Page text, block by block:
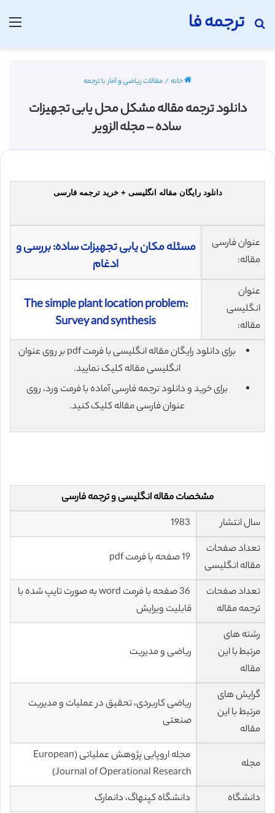
ترجمه فا
جستجو برای
خانه/مقالات ریاضی و آمار با ترجمه
دانلود ترجمه مقاله مشکل محل یابی تجهیزات
ساده – مجله الزویر
دانلود رایگان مقاله انگلیسی + خرید ترجمه فارسی
عنوان فارسی
مقاله:
مسئله مکان یابی تجهیزات ساده: بررسی و
ادغام
عنوان
انگلیسی
مقاله:
The simple plant location problem:
Survey and synthesis
برای دانلود رایگان مقاله انگلیسی با فرمت pdf بر روی عنوان
انگلیسی مقاله کلیک نمایید.
برای خرید و دانلود ترجمه فارسی آماده با فرمت ورد، روی
عنوان فارسی مقاله کلیک کنید.
مشخصات مقاله انگلیسی و ترجمه فارسی
سال انتشار
تعداد صفحات
مقاله انگلیسی
تعداد صفحات
ترجمه مقاله
36 صفحه با فرمت word به صورت تایپ شده با
قابلیت ویرایش
رشته های
مرتبط با این
مقاله
ریاضی و مدیریت
گرایش های
مرتبط با این
مقاله
ریاضی کاربردی، تحقیق در عملیات و مدیریت
صنعتی
مجله
مجله اروپایی پژوهش عملیاتی (European
Journal of Operational Research)
دانشگاه
دانشگاه کپنهاگ، دانمارک